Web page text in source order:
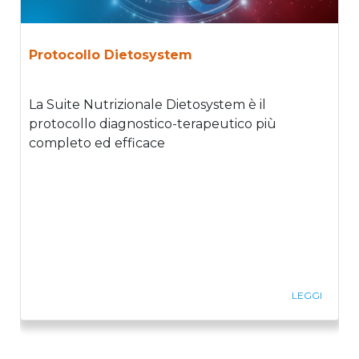
Protocollo Dietosystem
La Suite Nutrizionale Dietosystem è il
protocollo diagnostico-terapeutico più
completo ed efficace
LEGGI